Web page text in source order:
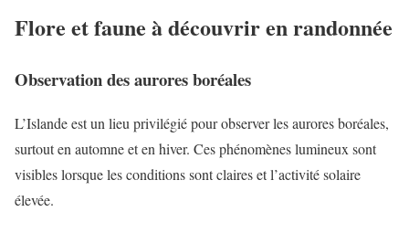
Flore et faune à découvrir en randonnée
Observation des aurores boréales
L’Islande est un lieu privilégié pour observer les aurores boréales,
surtout en automne et en hiver. Ces phénomènes lumineux sont
visibles lorsque les conditions sont claires et l’activité solaire
élevée.